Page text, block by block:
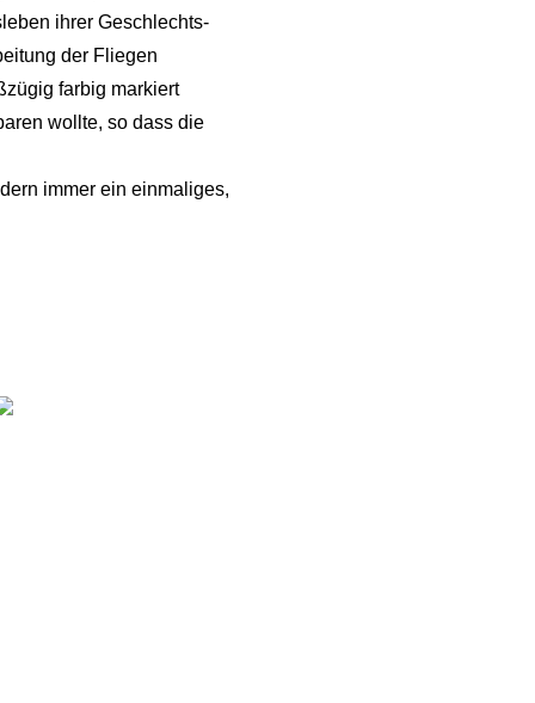
ihrer Geschlechts-
der Fliegen
farbig markiert
wollte, so dass die
immer ein einmaliges,